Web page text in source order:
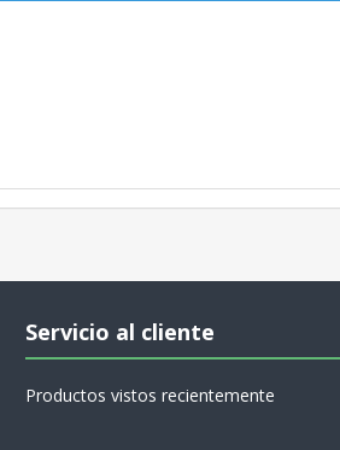
Servicio al cliente
Productos vistos recientemente